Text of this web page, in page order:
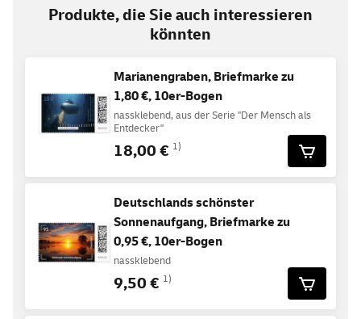
Produkte, die Sie auch interessieren
könnten
Marianengraben, Briefmarke zu
1,80 €, 10er-Bogen
nassklebend, aus der Serie "Der Mensch als
Entdecker"
18,00 € 1)
Deutschlands schönster
Sonnenaufgang, Briefmarke zu
0,95 €, 10er-Bogen
nassklebend
9,50 € 1)